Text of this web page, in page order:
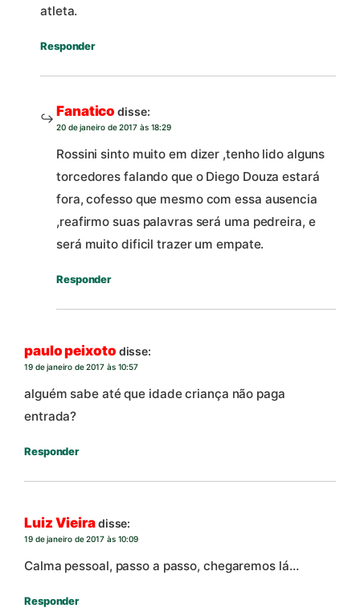
atleta.
Responder
Fanatico disse:
20 de janeiro de 2017 às 18:29
Rossini sinto muito em dizer ,tenho lido alguns
torcedores falando que o Diego Douza estará
fora, cofesso que mesmo com essa ausencia
,reafirmo suas palavras será uma pedreira, e
será muito dificil trazer um empate.
Responder
paulo peixoto disse:
19 de janeiro de 2017 às 10:57
alguém sabe até que idade criança não paga
entrada?
Responder
Luiz Vieiradisse:
19 de janeiro de 2017 às 10:09
Calma pessoal, passo a passo, chegaremos lá…
Responder